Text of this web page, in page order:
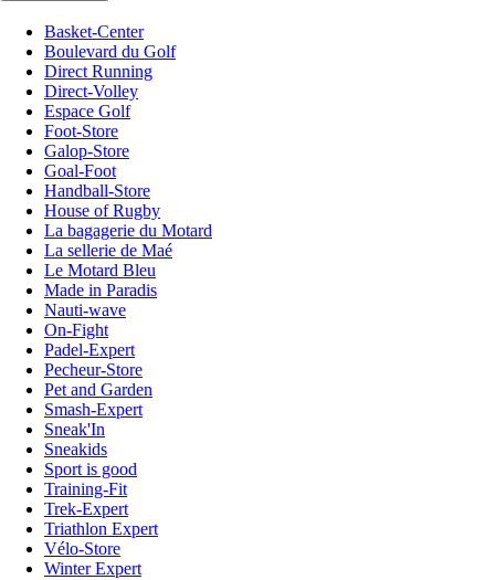
Basket-Center
Boulevard du Golf
Direct Running
Direct-Volley
Espace Golf
Foot-Store
Galop-Store
Goal-Foot
Handball-Store
House of Rugby
La bagagerie du Motard
La sellerie de Maé
Le Motard Bleu
Made in Paradis
Nauti-wave
On-Fight
Padel-Expert
Pecheur-Store
Pet and Garden
Smash-Expert
Sneak'In
Sneakids
Sport is good
Training-Fit
Trek-Expert
Triathlon Expert
Vélo-Store
Winter Expert